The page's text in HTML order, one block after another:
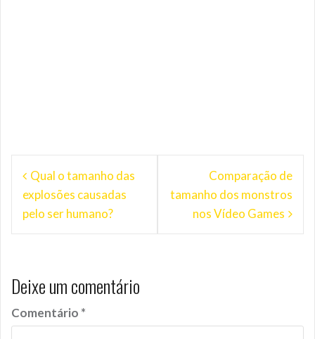
Navegação
de
Post
Qual o tamanho das
explosões causadas
pelo ser humano?
Comparação de
tamanho dos monstros
nos Vídeo Games
Deixe um comentário
Comentário *